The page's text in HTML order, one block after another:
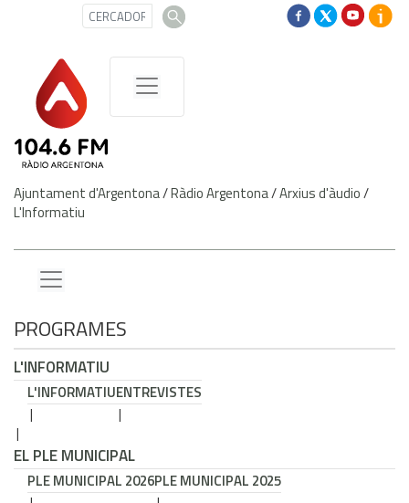
Ajuntament d'Argentona/Ràdio Argentona/Arxius d'àudio/
L'Informatiu
PROGRAMES
L'INFORMATIU
L'INFORMATIUENTREVISTES
EL PLE MUNICIPAL
PLE MUNICIPAL 2026PLE MUNICIPAL 2025